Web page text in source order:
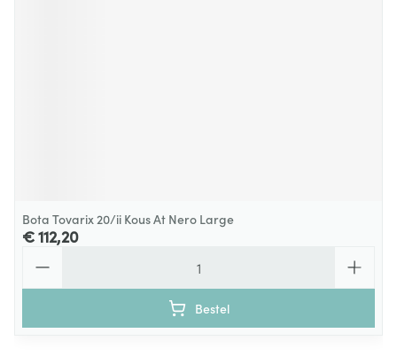
Bota Tovarix 20/ii Kous At Nero Large
€ 112,20
Bestel